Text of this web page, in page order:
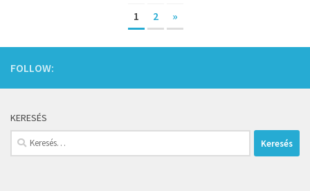
1 2 »
FOLLOW:
KERESÉS
Keresés: